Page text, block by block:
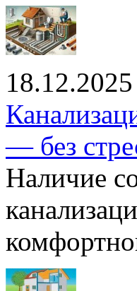
18.12.2025
— без
Наличие